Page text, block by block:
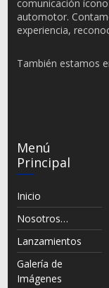
comunicación
automotor.
experiencia,
También estamos
Menú
Principal
Inicio
Nosotros…
Lanzamientos
Galería de
Imágenes